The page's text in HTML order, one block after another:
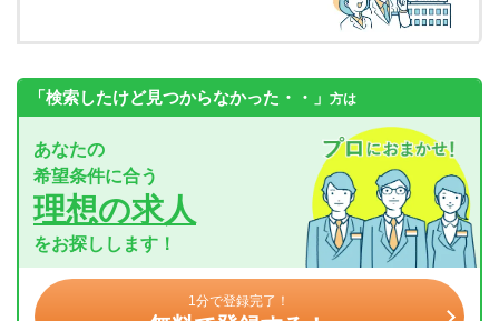
「検索したけど見つからなかった・・」 方は
あなたの
希望条件に合う
理想の求人
をお探しします！
1分で登録完了！